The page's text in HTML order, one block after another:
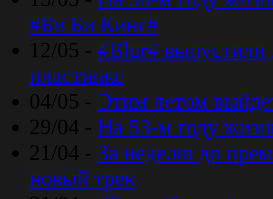
#Би Би Кинг#
12/05 - #Blur# выпустили
пластинке
04/05 - Этим летом
29/04 - На 53-м году
21/04 - За неделю до
новый трек